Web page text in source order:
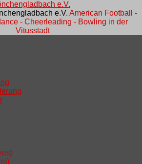
e.V. American Football -
- Cheerleading - Bowling in der
Vitusstadt